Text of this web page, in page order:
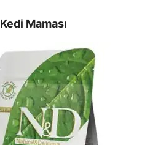
Kedi Maması